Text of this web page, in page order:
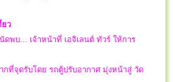
ยว
พบ... เจ้าหน้าที่ เอจิเลนต์ ทัวร์ ให้การ
กที่จุดรับโดย รถตู้ปรับอากาศ มุ่งหน้าสู่ วัด